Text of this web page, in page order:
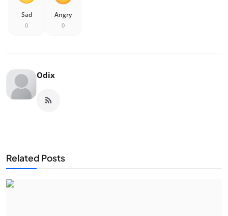
Sad
0
Angry
0
Odix
Related Posts